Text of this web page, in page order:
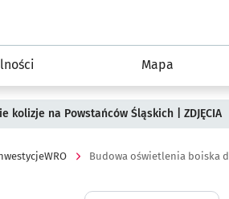
Mapa
kolizje na Powstańców Śląskich | ZDJĘCIA